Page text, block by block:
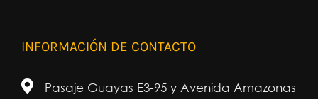
INFORMACIÓN DE CONTACTO
Pasaje Guayas E3-95 y Avenida Amazonas